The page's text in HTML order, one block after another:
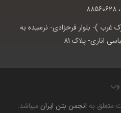
)- بلوار فرحزادی- نرسيده به
اناری- پلاک 81
متعلق به انجمن بتن ایرانمیباشد.